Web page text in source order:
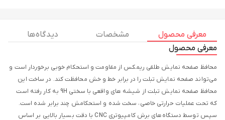
معرفی محصول مشخصات
دیدگاه ها
معرفی محصول
محافظ صفحه نمایش طلقی ریمکس از مقاومت و استحکام خوبی برخوردار است و
می‌تواند صفحه‌ نمایش تبلت را در برابر خط و خش محافظت کند. در ساخت این
محافظ صفحه نمایش تبلت از شیشه های واقعی با سختی 9H به کار رفته است
که تحت عملیات حرارتی خاصی، سخت شده و استحکامش چند برابر شده است.
سپس توسط دستگاه‌های برش کامپیوتری CNC با دقت بسیار بالایی بر اساس